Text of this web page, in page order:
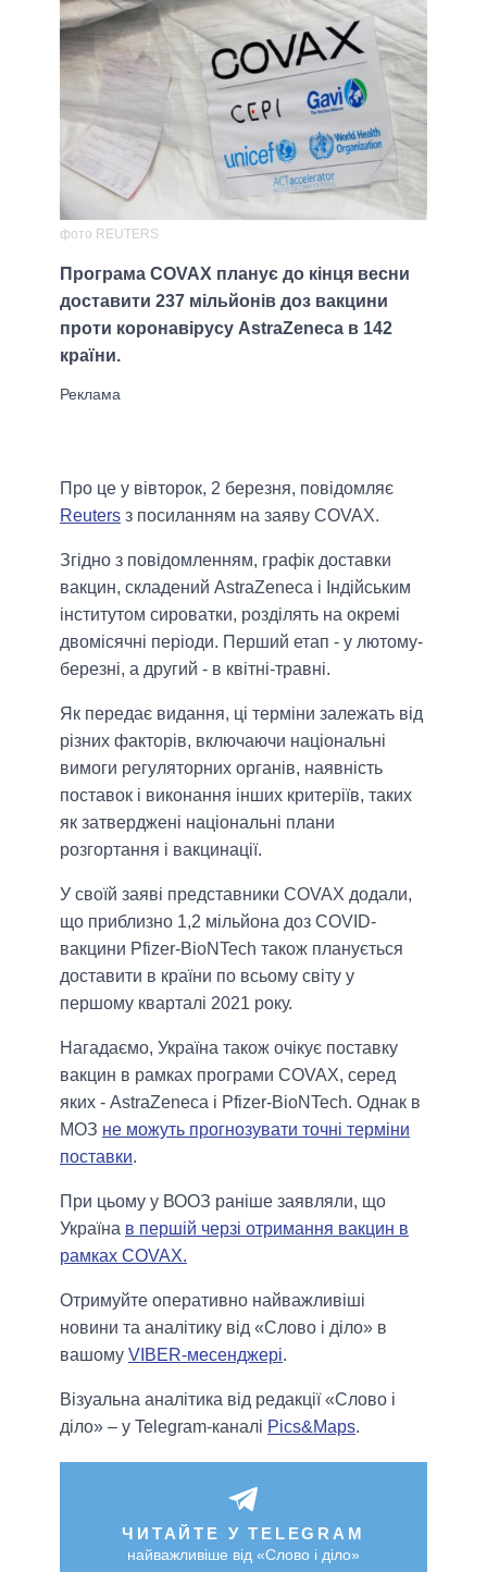
фото REUTERS
Програма COVAX планує до кінця весни
доставити 237 мільйонів доз вакцини
проти коронавірусу AstraZeneca в 142
країни.
Про це у вівторок, 2 березня, повідомляє
Reuters з посиланням на заяву COVAX.
Згідно з повідомленням, графік доставки
вакцин, складений AstraZeneca і Індійським
інститутом сироватки, розділять на окремі
двомісячні періоди. Перший етап - у лютому-
березні, а другий - в квітні-травні.
Як передає видання, ці терміни залежать від
різних факторів, включаючи національні
вимоги регуляторних органів, наявність
поставок і виконання інших критеріїв, таких
як затверджені національні плани
розгортання і вакцинації.
У своїй заяві представники COVAX додали,
що приблизно 1,2 мільйона доз COVID-
вакцини Pfizer-BioNTech також планується
доставити в країни по всьому світу у
першому кварталі 2021 року.
Нагадаємо, Україна також очікує поставку
вакцин в рамках програми COVAХ, серед
яких - AstraZeneca і Pfizer-BioNTech. Однак в
МОЗ не можуть прогнозувати точні терміни
поставки.
При цьому у ВООЗ раніше заявляли, що
Україна в першій черзі отримання вакцин в
рамках COVAX.
Отримуйте оперативно найважливіші
новини та аналітику від «Слово і діло» в
вашому VIBER-месенджері.
Візуальна аналітика від редакції «Слово і
діло» – у Telegram-каналі Pics&Maps.
ЧИТАЙТЕ У TELEGRAM
найважливіше від «Слово і діло»